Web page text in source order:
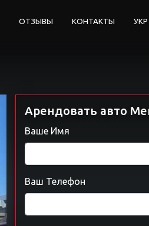
ОТЗЫВЫ КОНТАКТЫ УКР
Арендовать авто
Ваше Имя
Ваш Телефон